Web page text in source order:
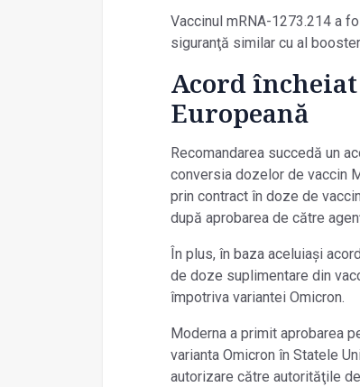
Vaccinul mRNA-1273.214 a
siguranţă similar cu al
Acord
Europeană
Recomandarea succedă un
conversia dozelor de vaccin
prin contract în doze de
după aprobarea de către
În plus, în baza aceluiaşi
de doze suplimentare din
împotriva variantei Omicron.
Moderna a primit aprobarea
varianta Omicron în Statele
autorizare către autorităţile